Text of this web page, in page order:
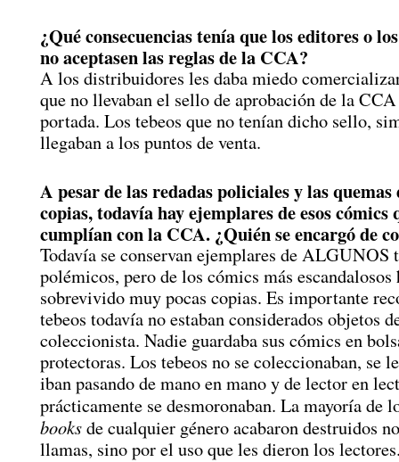
¿Qué consecuencias tenía que los editores o
no aceptasen las reglas de la CCA?
A los distribuidores les daba miedo
que no llevaban el sello de aprobación de la
portada. Los tebeos que no tenían dicho sello,
llegaban a los puntos de venta.
A pesar de las redadas policiales y las quemas
copias, todavía hay ejemplares de esos cómics
cumplían con la CCA. ¿Quién se encargó de
Todavía se conservan ejemplares de ALGUNOS
polémicos, pero de los cómics más escandalosos
sobrevivido muy pocas copias. Es importante
tebeos todavía no estaban considerados objetos
coleccionista. Nadie guardaba sus cómics en
protectoras. Los tebeos no se coleccionaban, se
iban pasando de mano en mano y de lector en
prácticamente se desmoronaban. La mayoría de
booksde cualquier género acabaron destruidos
llamas, sino por el uso que les dieron los